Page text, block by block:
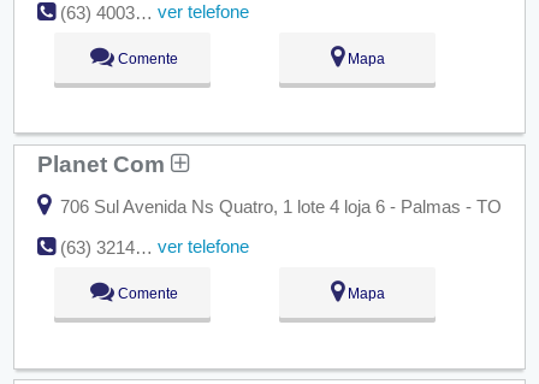
(63) 4003-7100
ver telefone
Comente Mapa
Planet Com
706 Sul Avenida Ns Quatro, 1 lote 4 loja 6 - Palmas - TO
(63) 3214-1040
ver telefone
Comente Mapa